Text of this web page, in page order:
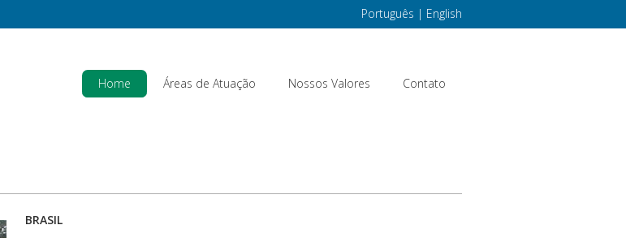
Português | English
Home Áreas de Atuação Nossos Valores Contato
BRASIL